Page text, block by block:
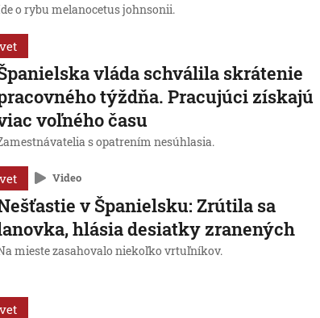
o rybu melanocetus johnsonii.
vláda schválila skrátenie
týždňa. Pracujúci získajú
voľného času
s opatrením nesúhlasia.
Video
v Španielsku: Zrútila sa
hlásia desiatky zranených
mieste zasahovalo niekoľko vrtuľníkov.